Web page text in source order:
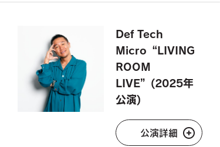
Def Tech
Micro“LIVING
ROOM
LIVE”(2025年
公演)
公演詳細